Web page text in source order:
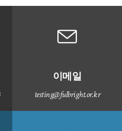
이메일
testing@fulbright.or.kr